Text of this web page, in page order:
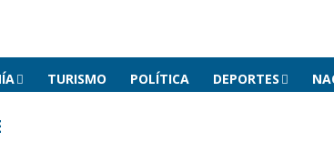
TURISMO POLÍTICA DEPORTES